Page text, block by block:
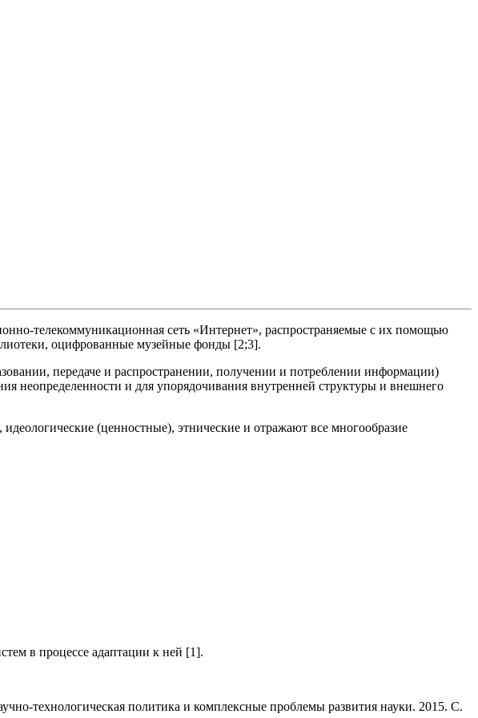
телекоммуникационная сеть «Интернет», распространяемые с их помощью
оцифрованные музейные фонды [2;3].
передаче и распространении, получении и потреблении информации)
неопределенности и для упорядочивания внутренней структуры и внешнего
(ценностные), этнические и отражают все многообразие
в процессе адаптации к ней [1].
технологическая политика и комплексные проблемы развития науки. 2015. С.